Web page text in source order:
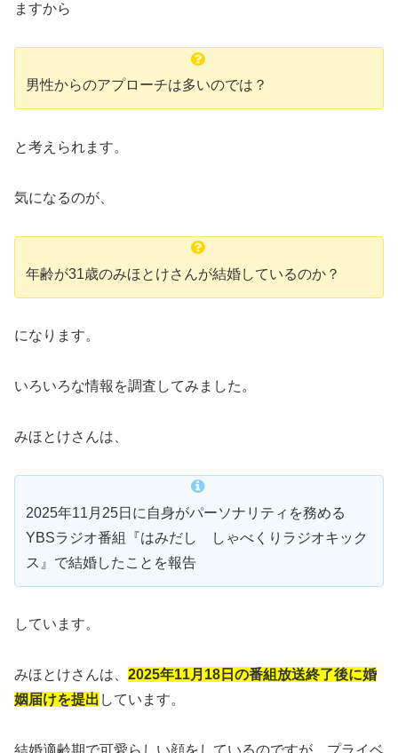
ますから
男性からのアプローチは多いのでは？
と考えられます。
気になるのが、
年齢が31歳のみほとけさんが結婚しているのか？
になります。
いろいろな情報を調査してみました。
みほとけさんは、
2025年11月25日に自身がパーソナリティを務める
YBSラジオ番組『はみだし しゃべくりラジオキック
ス』で結婚したことを報告
しています。
みほとけさんは、 2025年11月18日の番組放送終了後に婚
姻届けを提出 しています。
結婚適齢期で可愛らしい顔をしているのですが、プライベ